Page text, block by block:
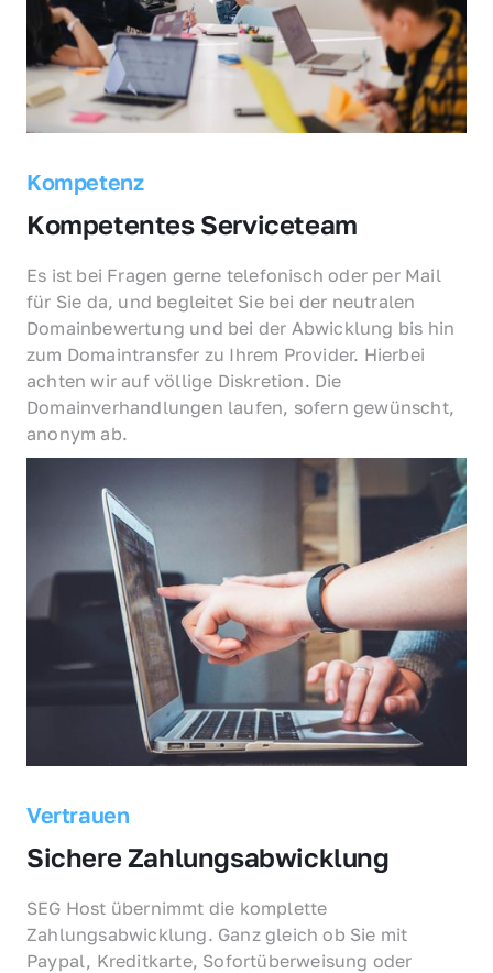
Kompetenz
Kompetentes Serviceteam
Es ist bei Fragen gerne telefonisch oder per Mail
für Sie da, und begleitet Sie bei der neutralen
Domainbewertung und bei der Abwicklung bis hin
zum Domaintransfer zu Ihrem Provider. Hierbei
achten wir auf völlige Diskretion. Die
Domainverhandlungen laufen, sofern gewünscht,
anonym ab.
Vertrauen
Sichere Zahlungsabwicklung
SEG Host übernimmt die komplette
Zahlungsabwicklung. Ganz gleich ob Sie mit
Paypal, Kreditkarte, Sofortüberweisung oder